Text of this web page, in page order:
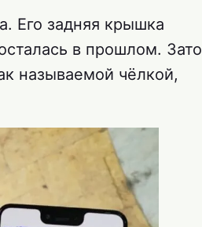
Его задняя крышка
в прошлом. Зато
называемой чёлкой,